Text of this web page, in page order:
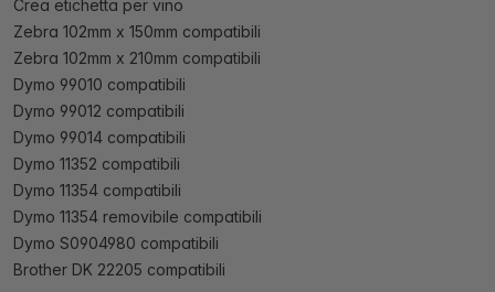
Crea etichetta per vino
Zebra 102mm x 150mm compatibili
Zebra 102mm x 210mm compatibili
Dymo 99010 compatibili
Dymo 99012 compatibili
Dymo 99014 compatibili
Dymo 11352 compatibili
Dymo 11354 compatibili
Dymo 11354 removibile compatibili
Dymo S0904980 compatibili
Brother DK 22205 compatibili